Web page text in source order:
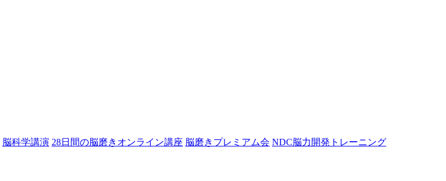
脳科学講演 28日間の脳磨きオンライン講座 脳磨きプレミアム会 NDC脳力開発トレーニング